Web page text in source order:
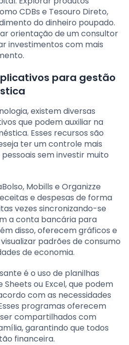
CDBs e Tesouro Direto,
do dinheiro poupado.
orientação de um consultor
investimentos com mais
para gestão
existem diversas
que podem auxiliar na
Esses recursos são
ter um controle mais
sem investir muito
Mobills e Organizze
e despesas de forma
vezes sincronizando-se
a conta bancária para
disso, oferecem gráficos e
padrões de consumo
de economia.
é o uso de planilhas
ou Excel, que podem
com as necessidades
programas oferecem
compartilhados com
garantindo que todos
financeira.